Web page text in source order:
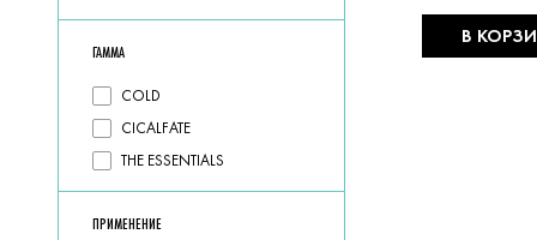
ГАММА
Выберите
подходящие
варианты
COLD
CICALFATE
THE ESSENTIALS
ПРИМЕНЕНИЕ
В